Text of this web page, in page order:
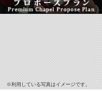
※利用している写真はイメージです。